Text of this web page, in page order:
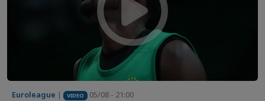
Euroleague | VIDEO 05/08 - 21:00